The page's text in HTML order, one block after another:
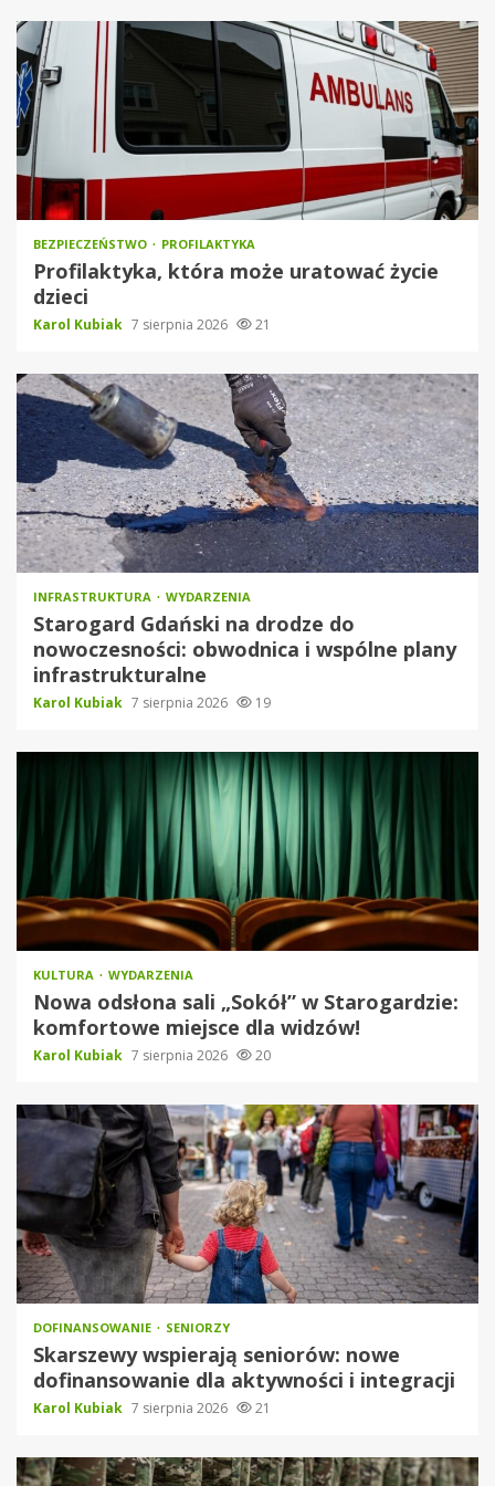
BEZPIECZEŃSTWO PROFILAKTYKA
Profilaktyka, która może uratować życie
dzieci
Karol Kubiak 7 sierpnia 2026 21
INFRASTRUKTURA WYDARZENIA
Starogard Gdański na drodze do
nowoczesności: obwodnica i wspólne plany
infrastrukturalne
Karol Kubiak 7 sierpnia 2026 19
KULTURA WYDARZENIA
Nowa odsłona sali „Sokół” w Starogardzie:
komfortowe miejsce dla widzów!
Karol Kubiak 7 sierpnia 2026 20
DOFINANSOWANIE SENIORZY
Skarszewy wspierają seniorów: nowe
dofinansowanie dla aktywności i integracji
Karol Kubiak 7 sierpnia 2026 21